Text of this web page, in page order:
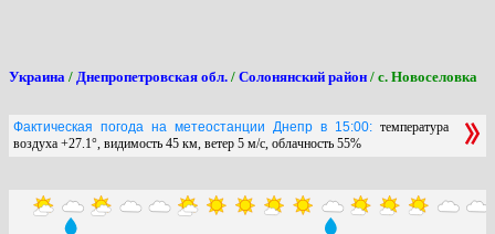
Украина / Днепропетровская обл. / Солонянский район / с. Новоселовка
Фактическая погода на метеостанции Днепр в 15:00: температура
воздуха +27.1°, видимость 45 км, ветер 5 м/с, облачность 55%